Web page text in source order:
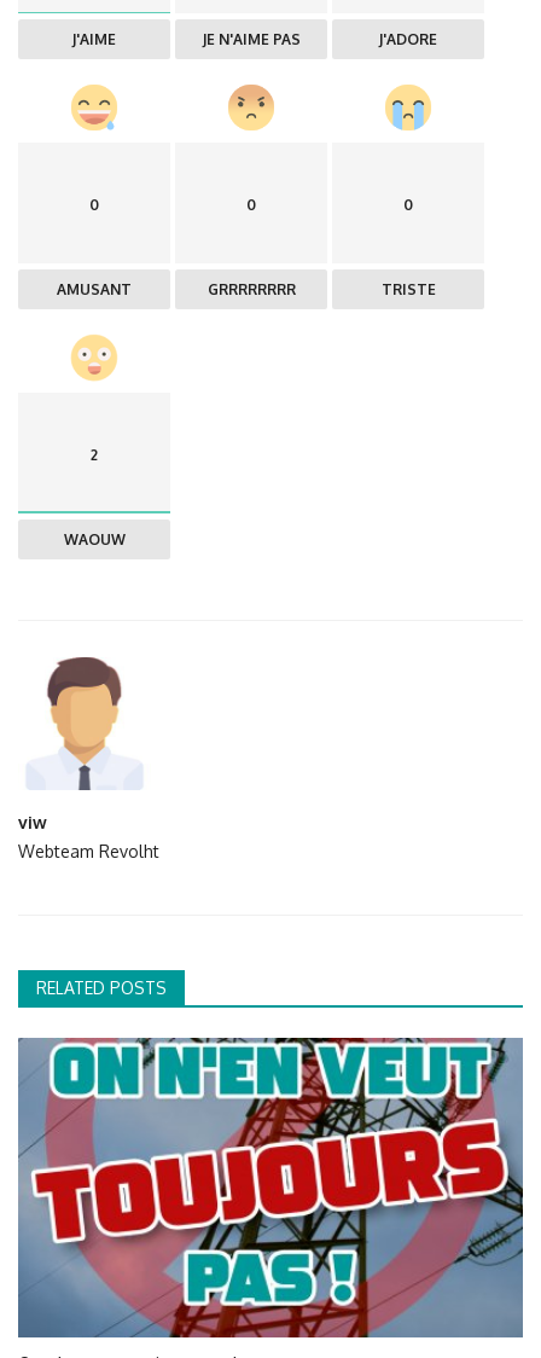
J'AIME JE N'AIME PAS J'ADORE
0
AMUSANT
0
GRRRRRRRR
0
TRISTE
2
WAOUW
viw
Webteam Revolht
RELATED POSTS